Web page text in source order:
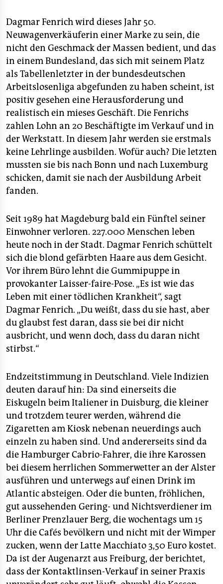
Dagmar Fenrich wird dieses Jahr 50.
Neuwagenverkäuferin einer Marke zu sein, die
nicht den Geschmack der Massen bedient, und das
in einem Bundesland, das sich mit seinem Platz
als Tabellenletzter in der bundesdeutschen
Arbeitslosenliga abgefunden zu haben scheint, ist
positiv gesehen eine Herausforderung und
realistisch ein mieses Geschäft. Die Fenrichs
zahlen Lohn an 20 Beschäftigte im Verkauf und in
der Werkstatt. In diesem Jahr werden sie erstmals
keine Lehrlinge ausbilden. Wofür auch? Die letzten
mussten sie bis nach Bonn und nach Luxemburg
schicken, damit sie nach der Ausbildung Arbeit
fanden.
Seit 1989 hat Magdeburg bald ein Fünftel seiner
Einwohner verloren. 227.000 Menschen leben
heute noch in der Stadt. Dagmar Fenrich schüttelt
sich die blond gefärbten Haare aus dem Gesicht.
Vor ihrem Büro lehnt die Gummipuppe in
provokanter Laisser-faire-Pose. „Es ist wie das
Leben mit einer tödlichen Krankheit“, sagt
Dagmar Fenrich. „Du weißt, dass du sie hast, aber
du glaubst fest daran, dass sie bei dir nicht
ausbricht, und wenn doch, dass du daran nicht
stirbst.“
Endzeitstimmung in Deutschland. Viele Indizien
deuten darauf hin: Da sind einerseits die
Eiskugeln beim Italiener in Duisburg, die kleiner
und trotzdem teurer werden, während die
Zigaretten am Kiosk nebenan neuerdings auch
einzeln zu haben sind. Und andererseits sind da
die Hamburger Cabrio-Fahrer, die ihre Karossen
bei diesem herrlichen Sommerwetter an der Alster
ausführen und unterwegs auf einen Drink im
Atlantic absteigen. Oder die bunten, fröhlichen,
gut aussehenden Gering- und Nichtsverdiener im
Berliner Prenzlauer Berg, die wochentags um 15
Uhr die Cafés bevölkern und nicht mit der Wimper
zucken, wenn der Latte Macchiato 3,50 Euro kostet.
Da ist der Augenarzt aus Freiburg, der berichtet,
dass der Kontaktlinsen-Verkauf in seiner Praxis